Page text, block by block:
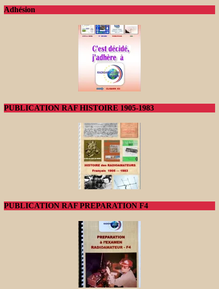
Adhésion
PUBLICATION RAF HISTOIRE 1905-1983
PUBLICATION RAF PREPARATION F4